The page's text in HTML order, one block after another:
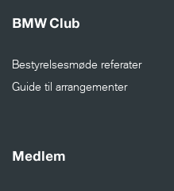
BMW Club
Bestyrelsesmøde referater
Guide til arrangementer
Medlem